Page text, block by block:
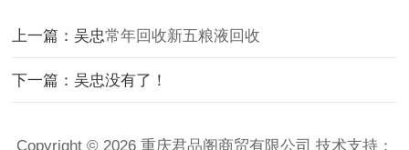
上一篇：吴忠常年回收新五粮液回收
下一篇：吴忠没有了！
Copyright © 2026 重庆君品阁商贸有限公司 技术支持：